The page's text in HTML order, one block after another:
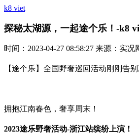
k8 viet
探秘太湖源，一起途个乐！-k8
时间：2023-04-27 08:58:27 来源：实况
【途个乐】全国野奢巡回活动刚刚告
拥抱江南春色，奢享周末！
2023途乐野奢活动-浙江站缤纷上演！